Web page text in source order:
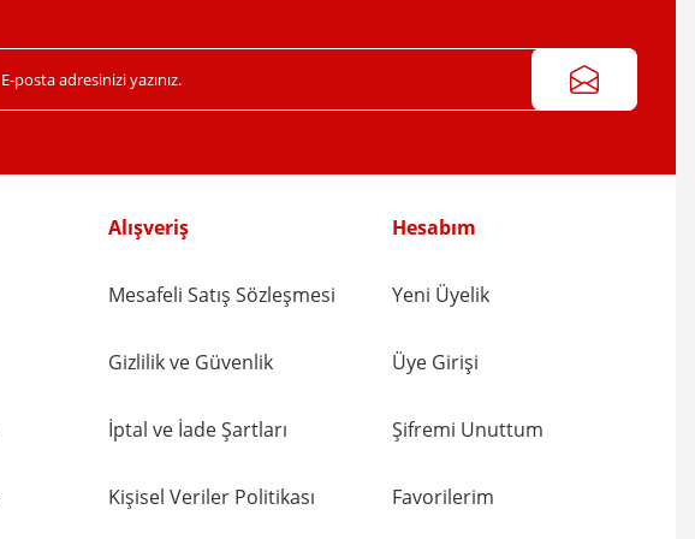
Alışveriş
Mesafeli Satış Sözleşmesi
Gizlilik ve Güvenlik
İptal ve İade Şartları
Kişisel Veriler Politikası
Hesabım
Yeni Üyelik
Üye Girişi
Şifremi Unuttum
Favorilerim